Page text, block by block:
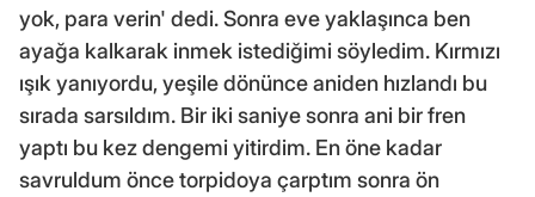
yok, para verin' dedi. Sonra eve yaklaşınca ben
ayağa kalkarak inmek istediğimi söyledim. Kırmızı
ışık yanıyordu, yeşile dönünce aniden hızlandı bu
sırada sarsıldım. Bir iki saniye sonra ani bir fren
yaptı bu kez dengemi yitirdim. En öne kadar
savruldum önce torpidoya çarptım sonra ön